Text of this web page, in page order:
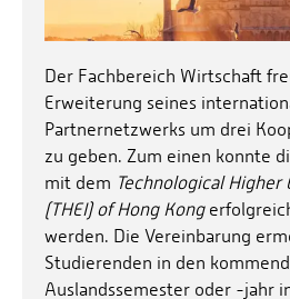
Der Fachbereich Wirtschaft
Erweiterung seines
Partnernetzwerks um drei
zu geben. Zum einen konnte
mit dem Technological
(THEI) of Hong Kong
werden. Die Vereinbarung
Studierenden in den
Auslandssemester oder -jahr